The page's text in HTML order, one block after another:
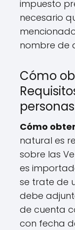
impuesto
necesario
nombre de
Cómo
Cómo
natural es
sobre las
es
se trate de
debe
de cuenta
con fecha